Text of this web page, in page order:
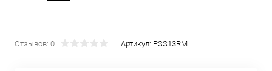
Отзывов: 0 Артикул: PSS13RM